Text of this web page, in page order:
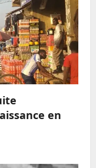
en